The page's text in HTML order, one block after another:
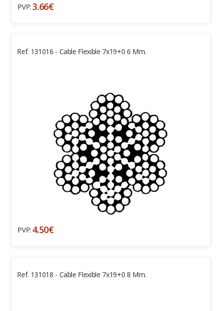
PVP: 3.66€
Ref. 131016 - Cable Flexible 7x19+0 6 Mm.
PVP: 4.50€
Ref. 131018 - Cable Flexible 7x19+0 8 Mm.